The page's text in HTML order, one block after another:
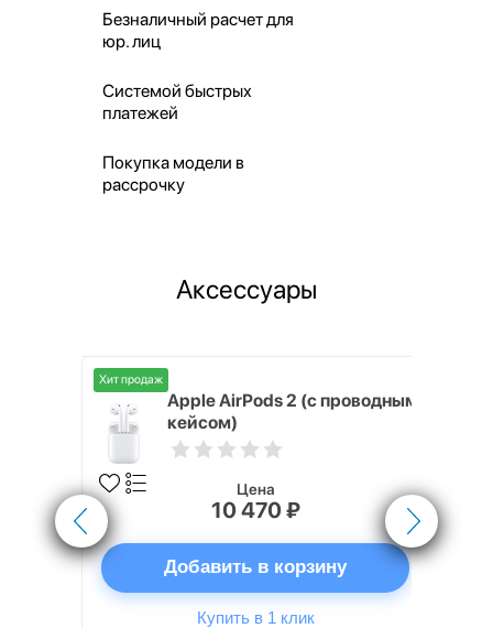
Безналичный расчет для
юр. лиц
Системой быстрых
платежей
Покупка модели в
рассрочку
Аксессуары
Хит продаж
Apple AirPods 2 (с проводным
кейсом)
Цена
10 470 ₽
Добавить в корзину
Купить в 1 клик